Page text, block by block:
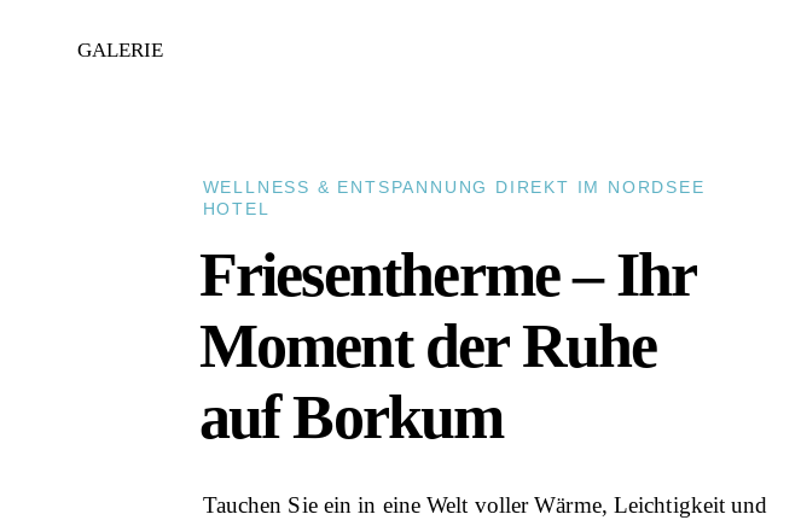
GALERIE
WELLNESS & ENTSPANNUNG DIREKT IM NORDSEE
HOTEL
Friesentherme – Ihr
Moment der Ruhe
auf Borkum
Tauchen Sie ein in eine Welt voller Wärme, Leichtigkeit und